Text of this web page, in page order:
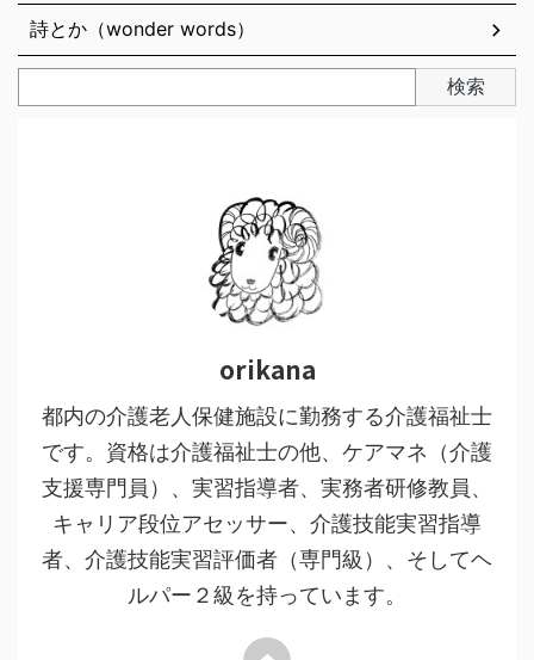
詩とか（wonder words）
検索
orikana
都内の介護老人保健施設に勤務する介護福祉士
です。資格は介護福祉士の他、ケアマネ（介護
支援専門員）、実習指導者、実務者研修教員、
キャリア段位アセッサー、介護技能実習指導
者、介護技能実習評価者（専門級）、そしてヘ
ルパー２級を持っています。